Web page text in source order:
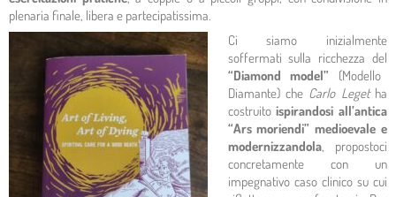
plenaria finale, libera e partecipatissima.
Ci siamo inizialmente
soffermati sulla ricchezza del
“Diamond model” (Modello
Diamante) che Carlo Legetha
costruitoispirandosi all’antica
“Ars moriendi” medioevale e
modernizzandola, propostoci
concretamente con un
impegnativo caso clinico su cui